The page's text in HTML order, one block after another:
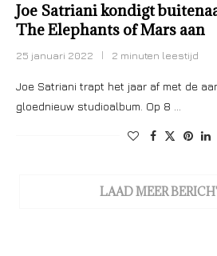
Joe Satriani kondigt
The Elephants of Mars aan
25 januari 2022 2 minuten leestijd
Joe Satriani trapt het jaar af met de
gloednieuw studioalbum. Op 8 …
LAAD MEER